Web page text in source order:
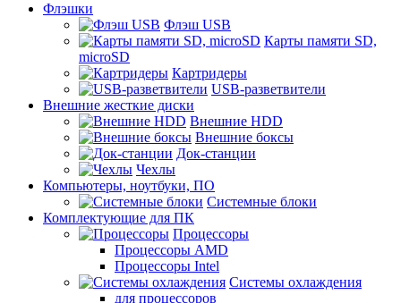
Флэшки
Флэш USB
Карты памяти SD,
microSD
Картридеры
USB-разветвители
Внешние жесткие диски
Внешние HDD
Внешние боксы
Док-станции
Чехлы
Компьютеры, ноутбуки, ПО
Системные блоки
Комплектующие для ПК
Процессоры
Процессоры AMD
Процессоры Intel
Системы охлаждения
для процессоров